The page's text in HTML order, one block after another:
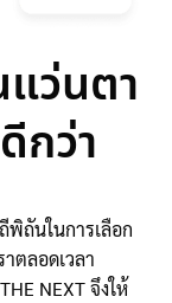
ว่นตา
กว่า
พิถันในการเลือก
ตลอดเวลา
NEXT จึงให้